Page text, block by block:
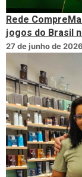
Rede
jogos do Brasil
27 de junho de 2026